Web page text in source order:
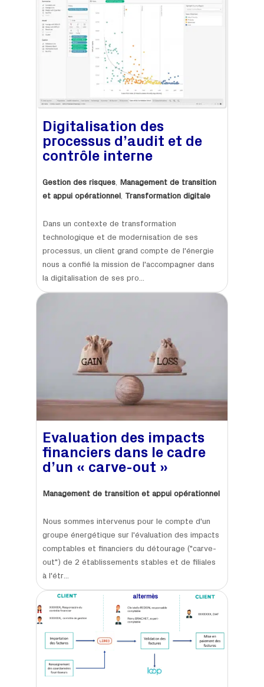
Digitalisation des
processus d’audit et de
contrôle interne
Gestion des risques, Management de transition
et appui opérationnel, Transformation digitale
Dans un contexte de transformation
technologique et de modernisation de ses
processus, un client grand compte de l'énergie
nous a confié la mission de l'accompagner dans
la digitalisation de ses pro...
Evaluation des impacts
financiers dans le cadre
d’un « carve-out »
Management de transition et appui opérationnel
Nous sommes intervenus pour le compte d'un
groupe énergétique sur l'évaluation des impacts
comptables et financiers du détourage ("carve-
out") de 2 établissements stables et de filiales
à l'étr...